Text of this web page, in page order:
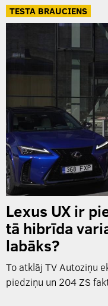
TESTA BRAUCIENS
Lexus UX ir
tā hibrīda
labāks?
To atklāj TV Autoziņu
piedziņu un 204 ZS